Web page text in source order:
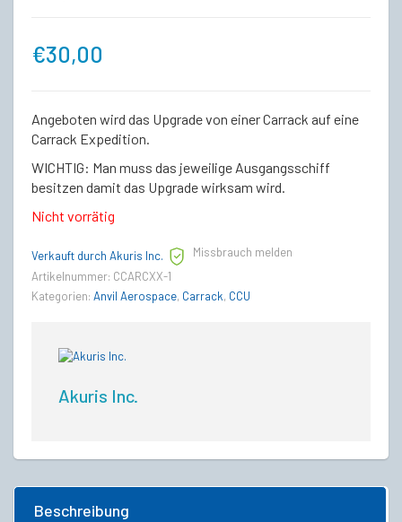
€30,00
Angeboten wird das Upgrade von einer Carrack auf eine
Carrack Expedition.
WICHTIG: Man muss das jeweilige Ausgangsschiff
besitzen damit das Upgrade wirksam wird.
Nicht vorrätig
Verkauft durch Akuris Inc.
Missbrauch melden
Artikelnummer: CCARCXX-1
Kategorien: Anvil Aerospace, Carrack, CCU
Akuris Inc.
Beschreibung